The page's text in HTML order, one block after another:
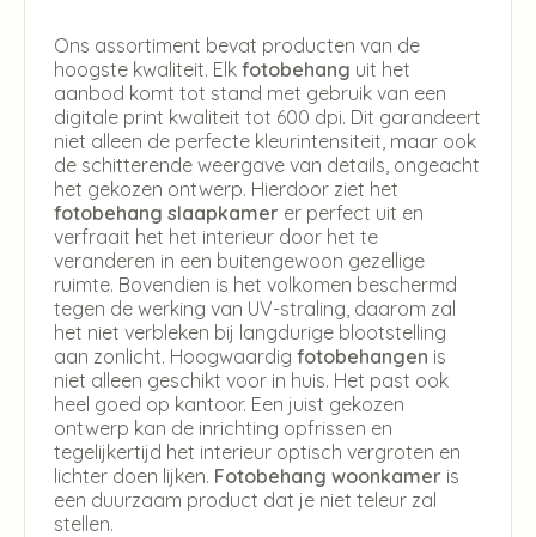
Ons assortiment bevat producten van de
hoogste kwaliteit. Elk fotobehang uit het
aanbod komt tot stand met gebruik van een
digitale print kwaliteit tot 600 dpi. Dit garandeert
niet alleen de perfecte kleurintensiteit, maar ook
de schitterende weergave van details, ongeacht
het gekozen ontwerp. Hierdoor ziet het
fotobehang slaapkamer er perfect uit en
verfraait het het interieur door het te
veranderen in een buitengewoon gezellige
ruimte. Bovendien is het volkomen beschermd
tegen de werking van UV-straling, daarom zal
het niet verbleken bij langdurige blootstelling
aan zonlicht. Hoogwaardig fotobehangen is
niet alleen geschikt voor in huis. Het past ook
heel goed op kantoor. Een juist gekozen
ontwerp kan de inrichting opfrissen en
tegelijkertijd het interieur optisch vergroten en
lichter doen lijken. Fotobehang woonkamer is
een duurzaam product dat je niet teleur zal
stellen.